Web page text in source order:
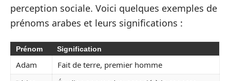
perception sociale. Voici quelques exemples de
prénoms arabes et leurs significations :
Prénom Signification
Adam
Fait de terre, premier homme